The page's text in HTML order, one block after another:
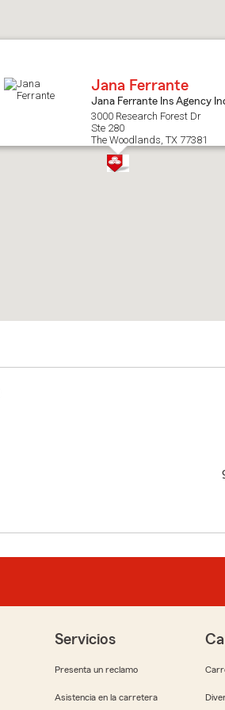
Jana Ferrante
Jana Ferrante Ins Agency
3000 Research Forest Dr
Ste 280
The Woodlands, TX 77381
Servicios
Presenta un reclamo
Asistencia en la carretera